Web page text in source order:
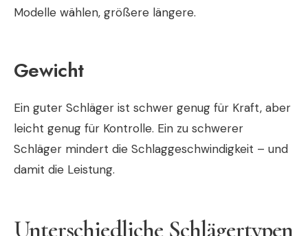
Modelle wählen, größere längere.
Gewicht
Ein guter Schläger ist schwer genug für Kraft, aber
leicht genug für Kontrolle. Ein zu schwerer
Schläger mindert die Schlaggeschwindigkeit – und
damit die Leistung.
Unterschiedliche Schlägertypen